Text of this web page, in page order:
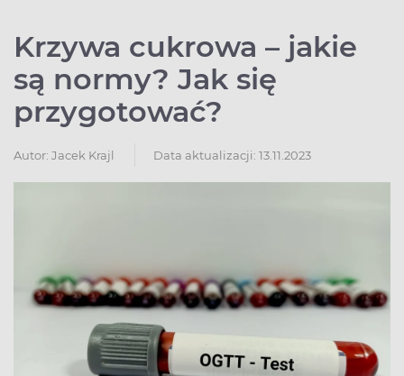
Krzywa cukrowa – jakie
są normy? Jak się
przygotować?
Autor: Jacek Krajl Data aktualizacji: 13.11.2023